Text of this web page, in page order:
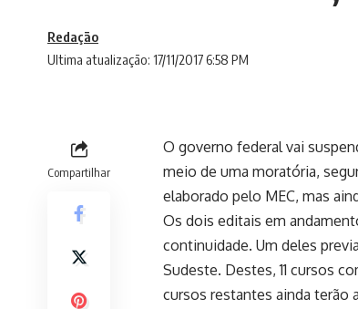
Ultima atualização: 17/11/2017 6:58 PM
Redação
Compartilhar
O governo federal vai
meio de uma moratória,
elaborado pelo MEC, mas
Os dois editais em
continuidade. Um deles
Sudeste. Destes, 11 cursos
cursos restantes ainda terão